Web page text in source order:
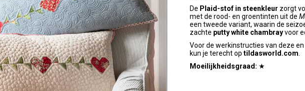
De Plaid-stof in steenkleur zorgt
met de rood- en groentinten uit de
een tweede variant, waarin de
zachte putty white chambrayvoor
Voor de werkinstructies van deze
kun je terecht op tildasworld.com
Moeilijkheidsgraad: ★